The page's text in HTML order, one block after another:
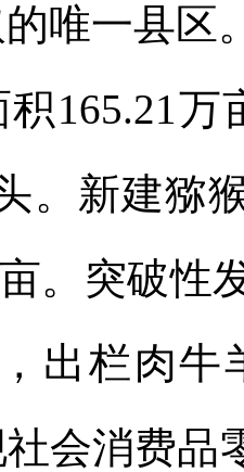
唯一县区
165.21
。新建猕
。突破性
出栏肉牛
会消费品